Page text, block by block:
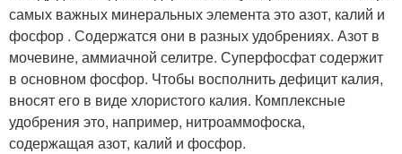
самых важных минеральных элемента это азот, калий и
фосфор . Содержатся они в разных удобрениях. Азот в
мочевине, аммиачной селитре. Суперфосфат содержит
в основном фосфор. Чтобы восполнить дефицит калия,
вносят его в виде хлористого калия. Комплексные
удобрения это, например, нитроаммофоска,
содержащая азот, калий и фосфор.